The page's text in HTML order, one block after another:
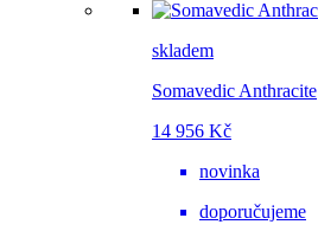
skladem
Somavedic Anthracite
14 956 Kč
novinka
doporučujeme